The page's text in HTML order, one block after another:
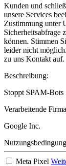
Kunden und
unsere Services
Zustimmung unter
Sicherheitsabfrage
können. Stimmen
leider nicht
zu uns Kontakt auf.
Beschreibung:
Stoppt SPAM-Bots
Verarbeitende
Google Inc.
Meta Pixel